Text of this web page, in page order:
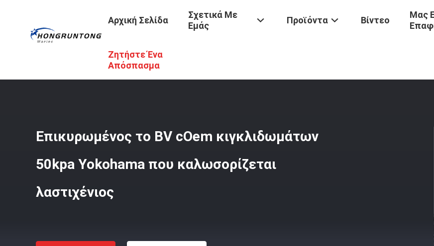
Αρχική Σελίδα
Σχετικά Με
Εμάς
Προϊόντα Βίντεο
Μας
Ζητήστε Ένα
Απόσπασμα
Προϊόντα / Λαστιχένιο Κιγκλίδωμα Yokohama
Επικυρωμένος το BV cOem κιγκλιδωμάτων
50kpa Yokohama που καλωσορίζεται
λαστιχένιος